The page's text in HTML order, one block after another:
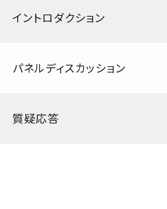
イントロダクション
パネルディスカッション
質疑応答